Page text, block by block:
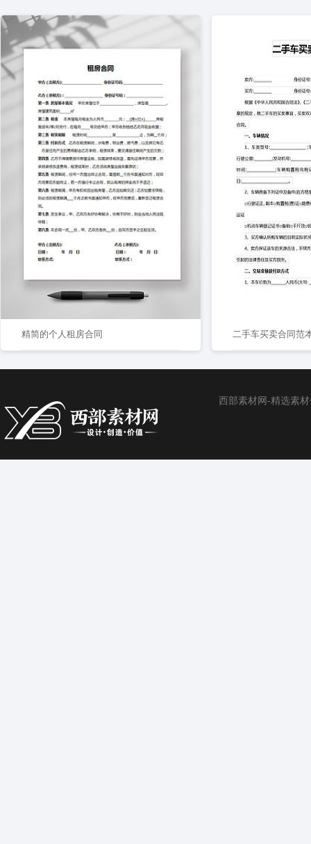
精简的个人租房合同 二手车买卖合同范
西部素材网-精选素